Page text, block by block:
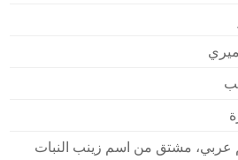
عربي، مشتق من اسم زينب النبات